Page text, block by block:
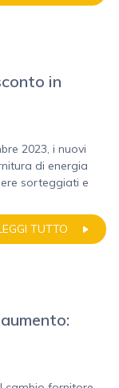
in
2023, i nuovi
di energia
sorteggiati e
TUTTO